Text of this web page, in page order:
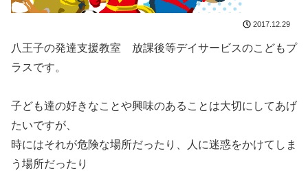
2017.12.29
八王子の発達支援教室 放課後等デイサービスのこどもプ
ラスです。
子ども達の好きなことや興味のあることは大切にしてあげ
たいですが、
時にはそれが危険な場所だったり、人に迷惑をかけてしま
う場所だったり